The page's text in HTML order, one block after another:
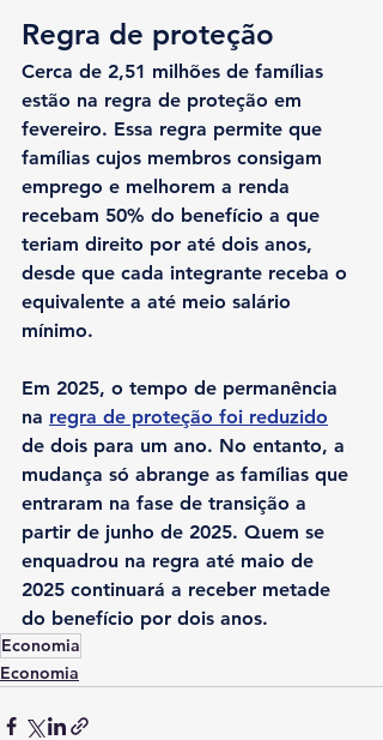
Regra de proteção
Cerca de 2,51 milhões de famílias
estão na regra de proteção em
fevereiro. Essa regra permite que
famílias cujos membros consigam
emprego e melhorem a renda
recebam 50% do benefício a que
teriam direito por até dois anos,
desde que cada integrante receba o
equivalente a até meio salário
mínimo.
Em 2025, o tempo de permanência
na regra de proteção foi reduzido
de dois para um ano. No entanto, a
mudança só abrange as famílias que
entraram na fase de transição a
partir de junho de 2025. Quem se
enquadrou na regra até maio de
2025 continuará a receber metade
do benefício por dois anos.
Economia
Economia